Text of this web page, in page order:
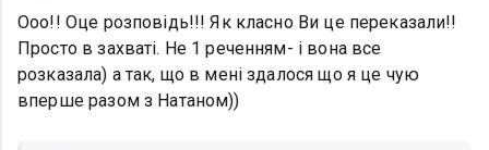
Ооо!! Оце розповідь!!! Як класно Ви це переказали!!
Просто в захваті. Не 1 реченням- і вона все
розказала) а так, що в мені здалося що я це чую
вперше разом з Натаном))